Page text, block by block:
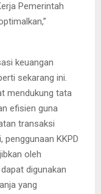
Pemerintah
keuangan
sekarang ini.
mendukung tata
efisien guna
transaksi
penggunaan KKPD
oleh
digunakan
yang